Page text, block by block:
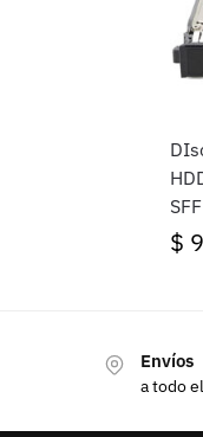
$
Envíos
a todo